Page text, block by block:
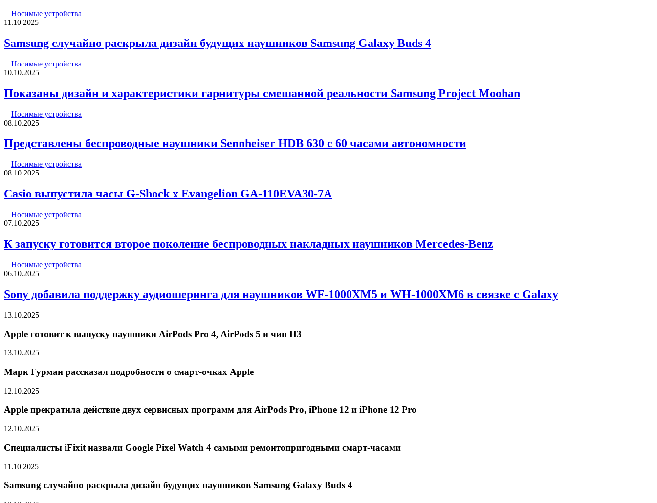
Носимые устройства
11.10.2025
Samsung случайно раскрыла дизайн будущих наушников Samsung Galaxy Buds 4
Носимые устройства
10.10.2025
Показаны дизайн и характеристики гарнитуры смешанной реальности Samsung Project Moohan
Носимые устройства
08.10.2025
Представлены беспроводные наушники Sennheiser HDB 630 с 60 часами автономности
Носимые устройства
08.10.2025
Casio выпустила часы G-Shock x Evangelion GA-110EVA30-7A
Носимые устройства
07.10.2025
К запуску готовится второе поколение беспроводных накладных наушников Mercedes-Benz
Носимые устройства
06.10.2025
Sony добавила поддержку аудиошеринга для наушников WF-1000XM5 и WH-1000XM6 в связке с Galaxy
13.10.2025
Apple готовит к выпуску наушники AirPods Pro 4, AirPods 5 и чип H3
13.10.2025
Марк Гурман рассказал подробности о смарт-очках Apple
12.10.2025
Apple прекратила действие двух сервисных программ для AirPods Pro, iPhone 12 и iPhone 12 Pro
12.10.2025
Специалисты iFixit назвали Google Pixel Watch 4 самыми ремонтопригодными смарт-часами
11.10.2025
Samsung случайно раскрыла дизайн будущих наушников Samsung Galaxy Buds 4